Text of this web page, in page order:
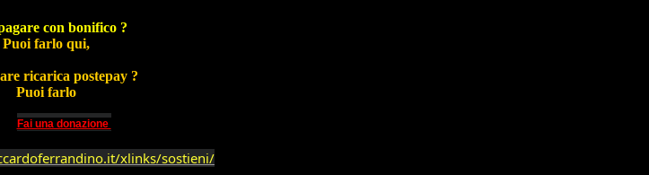
con bonifico ?
Puoi farlo qui,
ricarica postepay ?
Puoi farlo
Fai una donazione
xlinks/sostieni/